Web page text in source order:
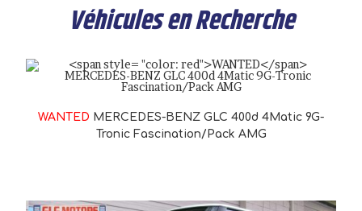
Véhicules en Recherche
WANTED MERCEDES-BENZ GLC 400d 4Matic 9G-
Tronic Fascination/Pack AMG